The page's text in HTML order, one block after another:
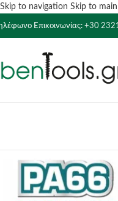
Skip to navigation Skip to
Επικοινωνίας: +30